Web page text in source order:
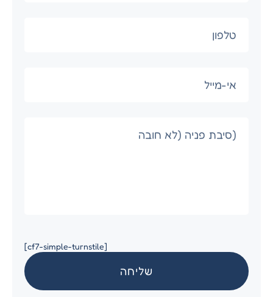
[cf7-simple-turnstile]